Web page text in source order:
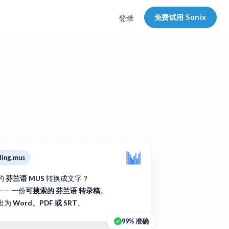
登录 免费试用 Sonix
芬兰语 MUS 转换成文字？
一份可搜索的 芬兰语 转录稿。
为 Word、PDF 或 SRT。
99% 准确